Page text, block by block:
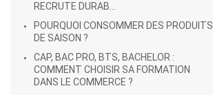
RECRUTE DURAB...
POURQUOI CONSOMMER DES PRODUITS
DE SAISON ?
CAP, BAC PRO, BTS, BACHELOR :
COMMENT CHOISIR SA FORMATION
DANS LE COMMERCE ?